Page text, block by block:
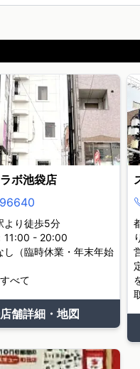
ボ池袋店
より徒歩5分
11:00 - 20:00
し（臨時休業・年末年始
べて
店舗詳細・地図